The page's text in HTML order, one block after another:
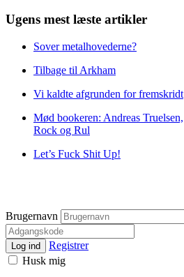
Ugens mest læste artikler
Sover metalhovederne?
Tilbage til Arkham
Vi kaldte afgrunden for fremskridt
Mød bookeren: Andreas Truelsen,
Rock og Rul
Let’s Fuck Shit Up!
Brugernavn
Log ind
Registrer
Husk mig